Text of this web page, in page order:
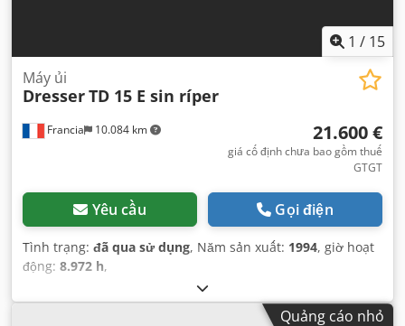
1 / 15
Francia 10.084 km
Máy ủi
DresserTD 15 E sin ríper
21.600 €
giá cố định chưa bao gồm thuế
GTGT
Yêu cầu Gọi điện
Tình trạng: đã qua sử dụng, Năm sản xuất: 1994, giờ hoạt
động: 8.972 h,
Quảng cáo nhỏ